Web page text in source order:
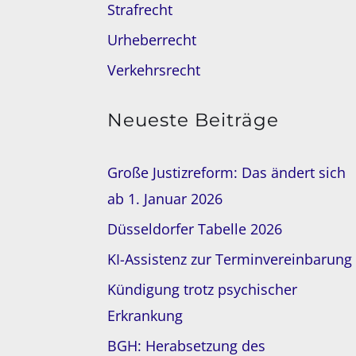
Strafrecht
Urheberrecht
Verkehrsrecht
Neueste Beiträge
Große Justizreform: Das ändert sich
ab 1. Januar 2026
Düsseldorfer Tabelle 2026
KI-Assistenz zur Terminvereinbarung
Kündigung trotz psychischer
Erkrankung
BGH: Herabsetzung des